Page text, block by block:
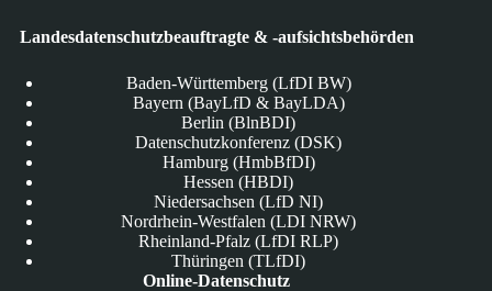
Landesdatenschutzbeauftragte & -aufsichtsbehörden
Baden-Württemberg (LfDI BW)
Bayern (BayLfD & BayLDA)
Berlin (BlnBDI)
Datenschutzkonferenz (DSK)
Hamburg (HmbBfDI)
Hessen (HBDI)
Niedersachsen (LfD NI)
Nordrhein-Westfalen (LDI NRW)
Rheinland-Pfalz (LfDI RLP)
Thüringen (TLfDI)
Online-Datenschutz